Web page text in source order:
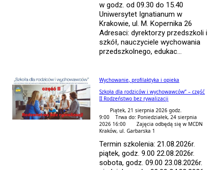
w godz. od 09.30 do 15.40
Uniwersytet Ignatianum w
Krakowie, ul. M. Kopernika 26
Adresaci: dyrektorzy przedszkoli i
szkół, nauczyciele wychowania
przedszkolnego, edukac...
Wychowanie, profilaktyka i opieka
Szkoła dla rodziców i wychowawców” – część
II Rodzeństwo bez rywalizacji
Piątek, 21 sierpnia 2026 godz.
9:00 Trwa do: Poniedziałek, 24 sierpnia
2026 16:00
Zajęcia odbędą się w MCDN
Kraków, ul. Garbarska 1
Termin szkolenia: 21.08.2026r.
piątek, godz. 9.00 22.08.2026r.
sobota, godz. 09.00 23.08.2026r.